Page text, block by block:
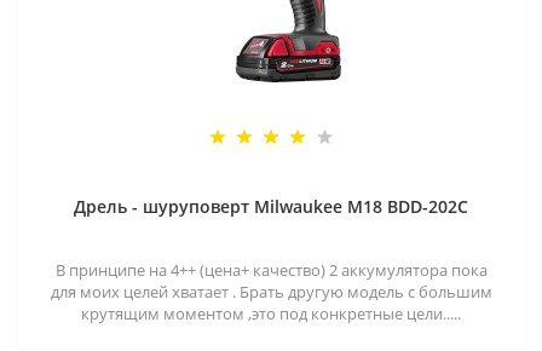
Дрель - шуруповерт Milwaukee M18 BDD-202C
В принципе на 4++ (цена+ качество) 2 аккумулятора пока
для моих целей хватает . Брать другую модель с большим
крутящим моментом ,это под конкретные цели.....